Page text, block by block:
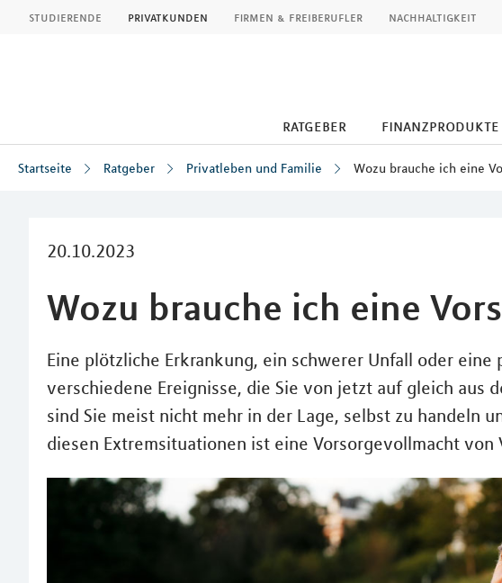
studierende privatkunden firmen & freiberufler nachhaltigkeit
ratgeber finanzprodukte
Startseite Ratgeber Privatleben und Familie Wozu brauche ich eine
20.10.2023
Wozu brauche ich eine
Eine plötzliche Erkrankung, ein schwerer Unfall oder eine
verschiedene Ereignisse, die Sie von jetzt auf gleich aus
sind Sie meist nicht mehr in der Lage, selbst zu handeln
diesen Extremsituationen ist eine Vorsorgevollmacht von